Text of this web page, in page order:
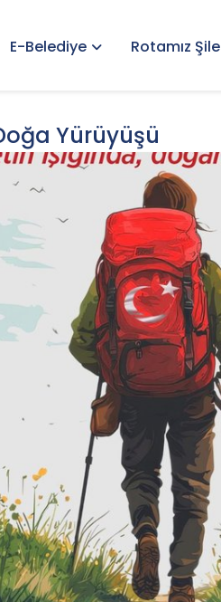
E-Belediye Rotamız Şile
Yürüyüşü